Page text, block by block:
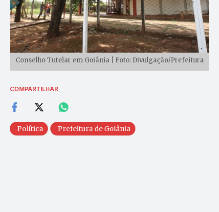
Conselho Tutelar em Goiânia | Foto: Divulgação/Prefeitura
COMPARTILHAR
Política Prefeitura de Goiânia